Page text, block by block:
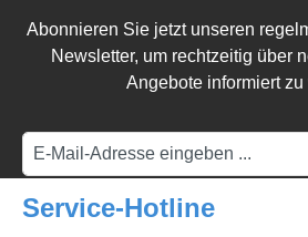
Abonnieren Sie jetzt unseren
Newsletter, um rechtzeitig über
Angebote informiert zu
Service-Hotline